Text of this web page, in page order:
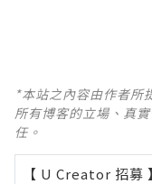
*本站之內容由作者所
所有博客的立場、真
任。
【 U Creator 招募 】